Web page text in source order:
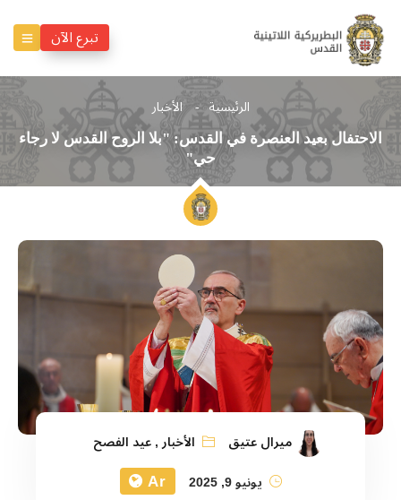
تبرع الآن
الرئيسية الأخبار
الاحتفال بعيد العنصرة في القدس: "بلا الروح القدس لا رجاء
حي"
ميرال عتيق الأخبار,عيد الفصح
يونيو 9, 2025
Ar